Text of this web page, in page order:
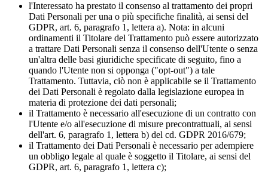
l'Interessato ha prestato il consenso al trattamento dei propri
Dati Personali per una o più specifiche finalità, ai sensi del
GDPR, art. 6, paragrafo 1, lettera a). Nota: in alcuni
ordinamenti il ​​Titolare del Trattamento può essere autorizzato
a trattare Dati Personali senza il consenso dell'Utente o senza
un'altra delle basi giuridiche specificate di seguito, fino a
quando l'Utente non si opponga ("opt-out") a tale
Trattamento. Tuttavia, ciò non è applicabile se il Trattamento
dei Dati Personali è regolato dalla legislazione europea in
materia di protezione dei dati personali;
il Trattamento è necessario all'esecuzione di un contratto con
l'Utente e/o all'esecuzione di misure precontrattuali, ai sensi
dell'art. 6, paragrafo 1, lettera b) del cd. GDPR 2016/679;
il Trattamento dei Dati Personali è necessario per adempiere
un obbligo legale al quale è soggetto il Titolare, ai sensi del
GDPR, art. 6, paragrafo 1, lettera c);